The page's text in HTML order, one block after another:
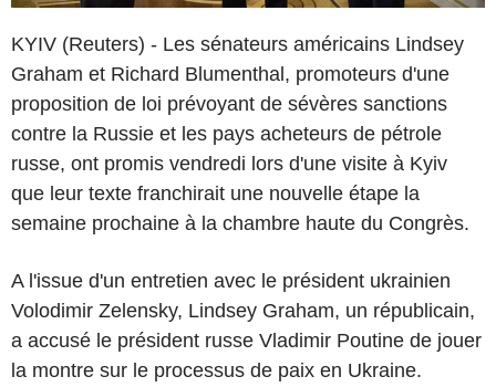
KYIV (Reuters) - Les sénateurs américains Lindsey
Graham et Richard Blumenthal, promoteurs d'une
proposition de loi prévoyant de sévères sanctions
contre la Russie et les pays acheteurs de pétrole
russe, ont promis vendredi lors d'une visite à Kyiv
que leur texte franchirait une nouvelle étape la
semaine prochaine à la chambre haute du Congrès.
A l'issue d'un entretien avec le président ukrainien
Volodimir Zelensky, Lindsey Graham, un républicain,
a accusé le président russe Vladimir Poutine de jouer
la montre sur le processus de paix en Ukraine.